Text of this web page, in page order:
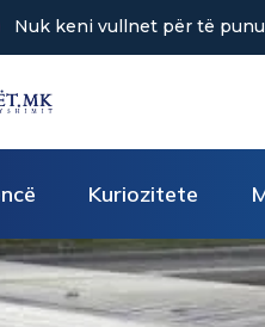
energjinëSa kafe në ditë
Kuriozitete